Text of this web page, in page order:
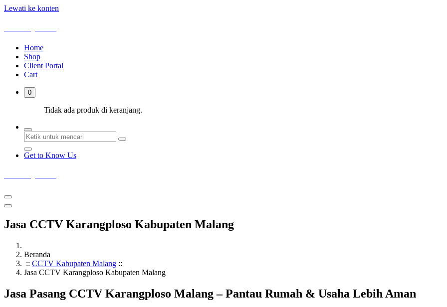
Lewati ke konten
Home
Shop
Client Portal
Cart
0
Tidak ada produk di keranjang.
Get to Know Us
Jasa CCTV Karangploso Kabupaten Malang
Beranda
:: CCTV Kabupaten Malang ::
Jasa CCTV Karangploso Kabupaten Malang
Jasa Pasang CCTV Karangploso Malang – Pantau Rumah & Usaha Lebih Aman